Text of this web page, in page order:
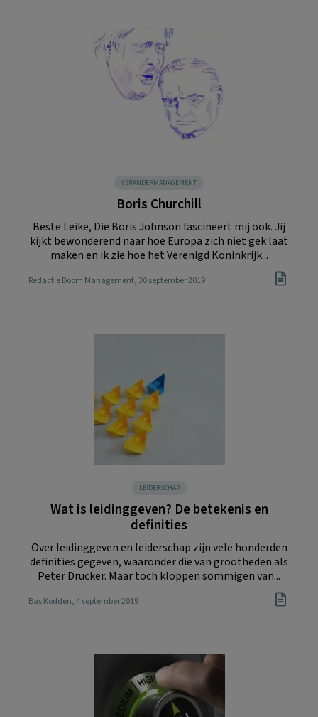
VERANDERMANAGEMENT
Boris Churchill
Beste Leike, Die Boris Johnson fascineert mij ook. Jij
kijkt bewonderend naar hoe Europa zich niet gek laat
maken en ik zie hoe het Verenigd Koninkrijk...
Redactie Boom Management, 30 september 2019
LEIDERSCHAP
Wat is leidinggeven? De betekenis en
definities
Over leidinggeven en leiderschap zijn vele honderden
definities gegeven, waaronder die van grootheden als
Peter Drucker. Maar toch kloppen sommigen van...
Bas Kodden, 4 september 2019